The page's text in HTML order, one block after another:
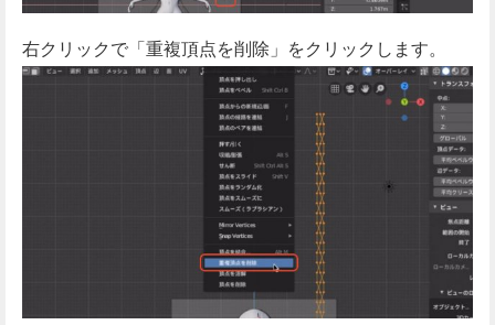
右クリックで「重複頂点を削除」をクリックします。